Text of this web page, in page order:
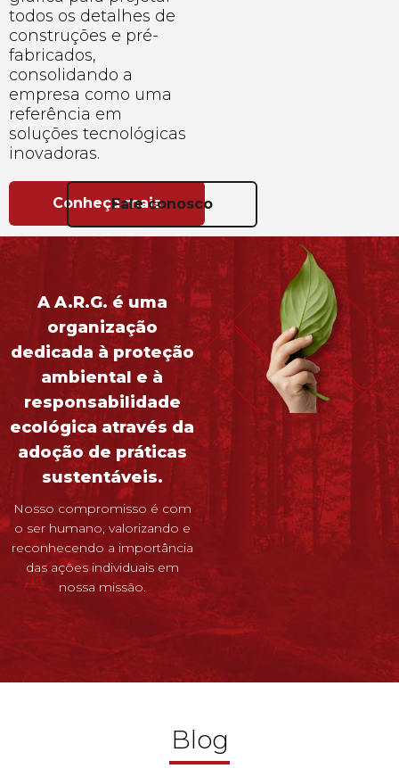
todos os detalhes de
construções e pré-
fabricados,
consolidando a
empresa como uma
referência em
soluções tecnológicas
inovadoras.
Conheça maisFale conosco
A A.R.G. é uma
organização
dedicada à proteção
ambiental e à
responsabilidade
ecológica através da
adoção de práticas
sustentáveis.
Nosso compromisso é com
o ser humano, valorizando e
reconhecendo a importância
das ações individuais em
nossa missão.
Blog